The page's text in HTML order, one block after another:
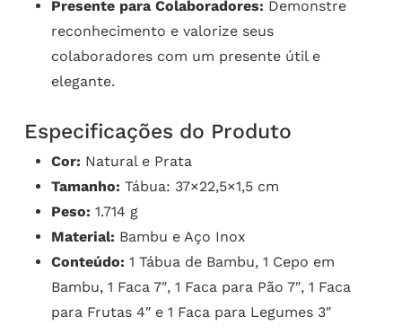
Presente para Colaboradores: Demonstre
reconhecimento e valorize seus
colaboradores com um presente útil e
elegante.
Especificações do Produto
Cor: Natural e Prata
Tamanho: Tábua: 37×22,5×1,5 cm
Peso: 1.714 g
Material: Bambu e Aço Inox
Conteúdo: 1 Tábua de Bambu, 1 Cepo em
Bambu, 1 Faca 7″, 1 Faca para Pão 7″, 1 Faca
para Frutas 4″ e 1 Faca para Legumes 3″